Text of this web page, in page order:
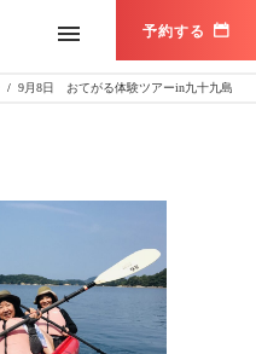
/ 9月8日 おてがる体験ツアーin九十九島